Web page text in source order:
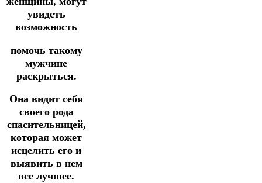
увидеть
возможность
помочь такому
мужчине
раскрыться.
Она видит себя
своего рода
спасительницей,
которая может
исцелить его и
выявить в нем
все лучшее.